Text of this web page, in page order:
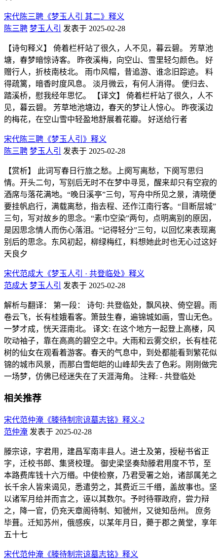
宋代陈三聘《梦玉人引 其二》释义
陈三聘 梦玉人引 发表于 2025-02-28
【诗句释义】 倚着栏杆站了很久，人不见，暮云碧。 芳草池
塘，春梦暗惊诗客。 昨夜溪梅，向空山、雪里轻匀颜色。 好
赠行人，折枝南枝北。 雨巾风帽，昔追游、谁念旧踪迹。 料
得疏篱，暗香时度风息。 淡月微云，有何人消得。 便归去、
踏溪桥，慰我经年思忆。 【译文】 倚着栏杆站了很久，人不
见，暮云碧。 芳草地池塘边，春天的梦让人惊心。 昨夜溪边
的梅花，在空山雪中轻盈地舒展着花瓣。 好送给行者
宋代陈三聘《梦玉人引》释义
陈三聘 梦玉人引 发表于 2025-02-28
【赏析】 此词写春日行旅之愁。上阕写离愁，下阕写思归
情。开头二句，写别后无时不在梦中寻觅，醒来却只有空寂的
酒席与落花满地。“晚日溪亭”三句，写舟中所见之景，清晓便
要挂帆启行，满载离愁，指去程、还作江南行客。“目断层城”
三句，写对故乡的思念。“素巾空染”两句，点明离别的原因，
是因思念情人而伤心落泪。“记得轻分”三句，以回忆来表现离
别后的思念。东风初起，柳绿梅红，料想她此时也无心过这好
天良夕
宋代范成大《梦玉人引 · 共登临处》释义
范成大 梦玉人引 发表于 2025-02-28
解析与翻译： 第一段： 诗句: 共登临处，飘风袂、倚空碧。雨
卷云飞，长有桂娥看客。箫鼓生春，遍锦城如画，雪山无色。
一梦才成，恍天涯南北。 译文: 在这个地方一起登上高楼，风
吹动袖子，靠在高高的碧空之中。大雨和云雾交织，长有桂花
树的仙女在观看着游客。春天的气息中，到处都能看到繁花似
锦的城市风景，而那白雪皑皑的山峰却失去了色彩。刚刚做完
一场梦，仿佛已经迷失在了天涯海角。 注释: - 共登临处
相关推荐
宋代范仲淹《滕待制宗谅墓志铭》释义-2
范仲淹 发表于 2025-02-28
滕宗谅，字君用，建昌军南丰县人。进士及第，授秘书省正
字，迁校书郎、集贤校理。 御史梁坚奏劾滕君用度不节，至
本路费库钱十六万缗。中使检察，乃君受署之始，诸部属羌之
长千余人皆来谒见，悉遣劳之，其费近三千缗，盖故事也。坚
以诸军月给并而言之，诬以其数尔。予时待罪政府，尝力辩
之，降一官，仍充天章阁待制、知虢州，又徙知岳州。 庶务
毕葺。迁知苏州，俄感疾，以某年月日，薨于郡之黄堂，享年
五十七
宋代范仲淹《滕待制宗谅墓志铭》释义